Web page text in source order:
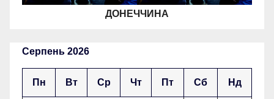
ДОНЕЧЧИНА
Серпень 2026
Пн Вт Ср Чт Пт Сб Нд